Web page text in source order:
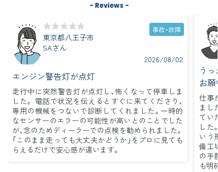
- Reviews -
東京都八王子市
SAさん
事故・故障
2026/08/02
エンジン警告灯が点灯
走行中に突然警告灯が点灯し、怖くなって停車しま
した。 電話で状況を伝えるとすぐに来てくださり、
専用の機械をつないで診断してくれました。一時的
なセンサーのエラーの可能性が高いとのことでした
が、念のためディーラーでの点検を勧められました。
「このまま走っても大丈夫かどうか」をプロに見ても
らえるだけで安心感が違います。
う
お
仕事
まし
てい
した
いう
備工
の手
も明